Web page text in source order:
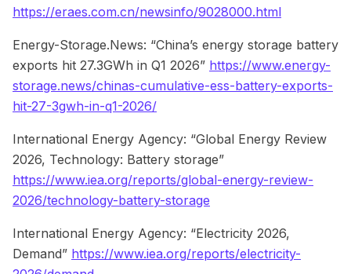
https://eraes.com.cn/newsinfo/9028000.html
Energy-Storage.News: “China’s energy storage battery
exports hit 27.3GWh in Q1 2026” https://www.energy-
storage.news/chinas-cumulative-ess-battery-exports-
hit-27-3gwh-in-q1-2026/
International Energy Agency: “Global Energy Review
2026, Technology: Battery storage”
https://www.iea.org/reports/global-energy-review-
2026/technology-battery-storage
International Energy Agency: “Electricity 2026,
Demand” https://www.iea.org/reports/electricity-